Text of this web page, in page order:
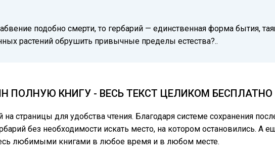
подобно смерти, то гербарий — единственная форма бытия,
растений обрушить привычные пределы естества?..
ПОЛНУЮ КНИГУ - ВЕСЬ ТЕКСТ ЦЕЛИКОМ БЕСПЛАТНО
на страницы для удобства чтения. Благодаря системе сохранения
без необходимости искать место, на котором остановились.
любимыми книгами в любое время и в любом месте.